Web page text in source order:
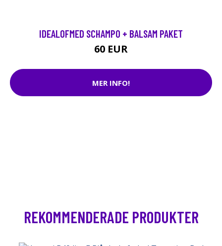
IDEALOFMED SCHAMPO + BALSAM PAKET
60 EUR
MER INFO!
REKOMMENDERADE PRODUKTER